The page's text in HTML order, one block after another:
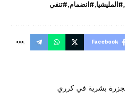
#المليشيا #انضمام #تنفي
Facebook